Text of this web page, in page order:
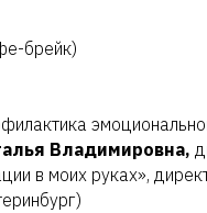
брейк)
Владимировна,
в моих руках»,